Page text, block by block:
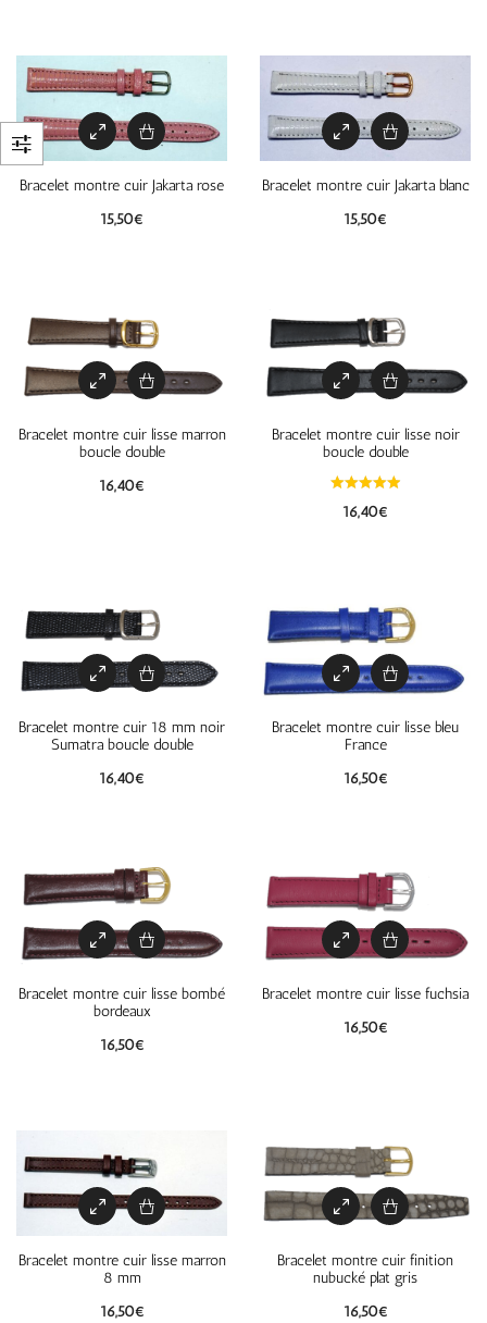
Bracelet montre cuir Jakarta rose
15,50€
Bracelet montre cuir Jakarta blanc
15,50€
Bracelet montre cuir lisse marron
boucle double
16,40€
Bracelet montre cuir lisse noir
boucle double
16,40€
Bracelet montre cuir 18 mm noir
Sumatra boucle double
16,40€
Bracelet montre cuir lisse bleu
France
16,50€
Bracelet montre cuir lisse bombé
bordeaux
16,50€
Bracelet montre cuir lisse fuchsia
16,50€
Bracelet montre cuir lisse marron
8 mm
16,50€
Bracelet montre cuir finition
nubucké plat gris
16,50€